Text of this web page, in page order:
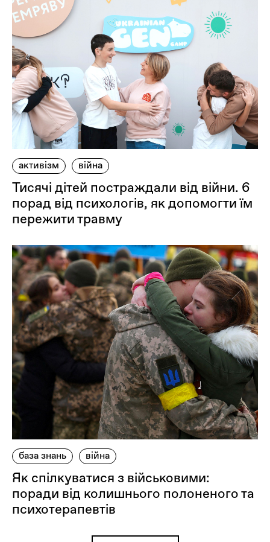
активізм війна
Тисячі дітей постраждали від війни. 6
порад від психологів, як допомогти їм
пережити травму
база знань війна
Як спілкуватися з військовими:
поради від колишнього полоненого та
психотерапевтів